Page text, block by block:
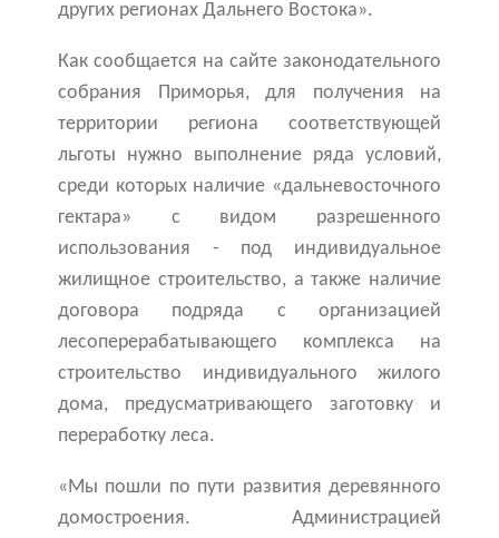
других регионах Дальнего Востока».
Как сообщается на сайте законодательного
собрания Приморья, для получения на
территории региона соответствующей
льготы нужно выполнение ряда условий,
среди которых наличие «дальневосточного
гектара» с видом разрешенного
использования - под индивидуальное
жилищное строительство, а также наличие
договора подряда с организацией
лесоперерабатывающего комплекса на
строительство индивидуального жилого
дома, предусматривающего заготовку и
переработку леса.
«Мы пошли по пути развития деревянного
домостроения. Администрацией